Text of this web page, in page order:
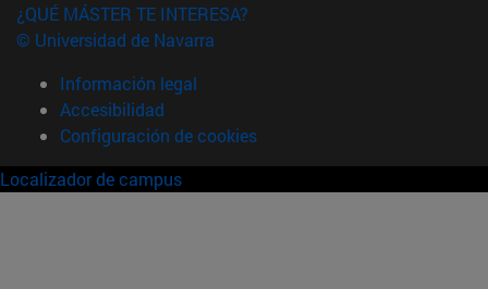
¿QUÉ MÁSTER TE INTERESA?
© Universidad de Navarra
Información legal
Accesibilidad
Configuración de cookies
Localizador de campus